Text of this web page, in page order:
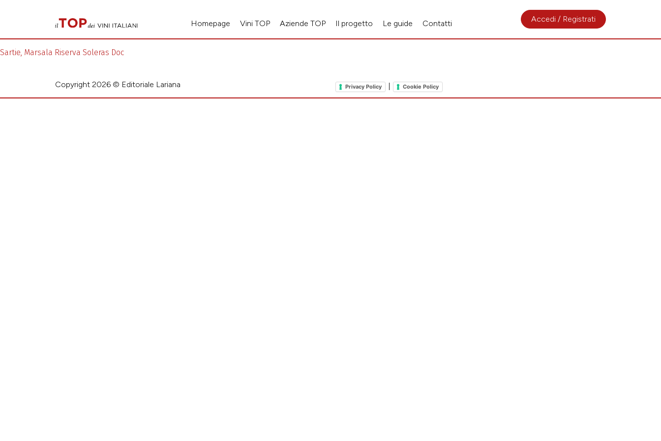
Homepage Vini TOP Aziende TOP Il progetto Le guide Contatti Accedi / Registrati
Sartie, Marsala Riserva Soleras Doc
Copyright 2026 © Editoriale Lariana Privacy Policy Cookie Policy